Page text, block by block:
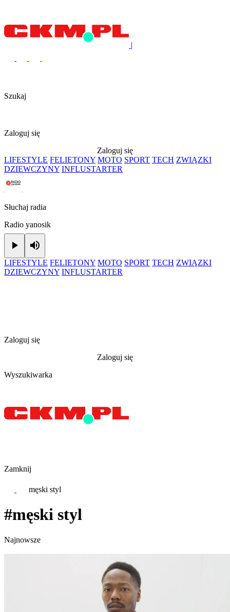
|
Szukaj
Zaloguj się
Zaloguj się
LIFESTYLE FELIETONY MOTO SPORT TECH ZWIĄZKI
DZIEWCZYNY INFLUSTARTER
Słuchaj radia
Radio yanosik
Play
LIFESTYLE FELIETONY MOTO SPORT TECH ZWIĄZKI
DZIEWCZYNY INFLUSTARTER
Zaloguj się
Zaloguj się
Wyszukiwarka
Zamknij
męski styl
#męski styl
Najnowsze